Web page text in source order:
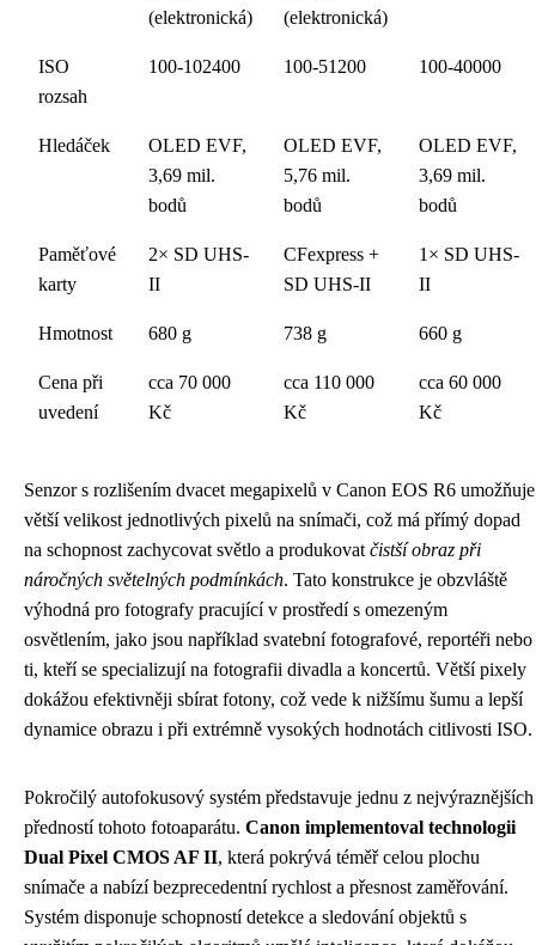
(elektronická)
(elektronická)
ISO
rozsah
100-102400 100-51200 100-40000
Hledáček
OLED EVF,
3,69 mil.
bodů
OLED EVF,
5,76 mil.
bodů
OLED EVF,
3,69 mil.
bodů
Paměťové
karty
2× SD UHS-
II
CFexpress +
SD UHS-II
1× SD UHS-
II
Hmotnost 680 g 738 g 660 g
Cena při
uvedení
cca 70 000
Kč
cca 110 000
Kč
cca 60 000
Kč
Senzor s rozlišením dvacet megapixelů v Canon EOS R6 umožňuje
větší velikost jednotlivých pixelů na snímači, což má přímý dopad
na schopnost zachycovat světlo a produkovat čistší obraz při
náročných světelných podmínkách. Tato konstrukce je obzvláště
výhodná pro fotografy pracující v prostředí s omezeným
osvětlením, jako jsou například svatební fotografové, reportéři nebo
ti, kteří se specializují na fotografii divadla a koncertů. Větší pixely
dokážou efektivněji sbírat fotony, což vede k nižšímu šumu a lepší
dynamice obrazu i při extrémně vysokých hodnotách citlivosti ISO.
Pokročilý autofokusový systém představuje jednu z nejvýraznějších
předností tohoto fotoaparátu. Canon implementoval technologii
Dual Pixel CMOS AF II, která pokrývá téměř celou plochu
snímače a nabízí bezprecedentní rychlost a přesnost zaměřování.
Systém disponuje schopností detekce a sledování objektů s